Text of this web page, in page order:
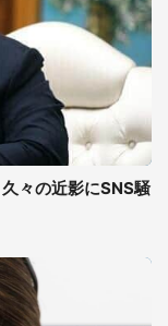
々の近影にSNS騒